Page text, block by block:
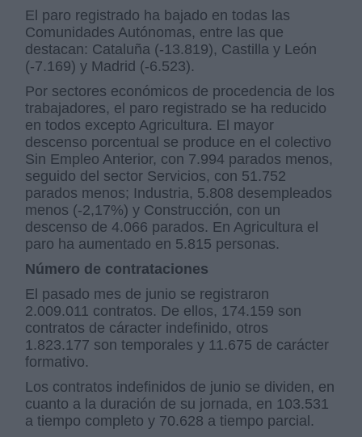
El paro registrado ha bajado en todas las
Comunidades Autónomas, entre las que
destacan: Cataluña (-13.819), Castilla y León
(-7.169) y Madrid (-6.523).
Por sectores económicos de procedencia de los
trabajadores, el paro registrado se ha reducido
en todos excepto Agricultura. El mayor
descenso porcentual se produce en el colectivo
Sin Empleo Anterior, con 7.994 parados menos,
seguido del sector Servicios, con 51.752
parados menos; Industria, 5.808 desempleados
menos (-2,17%) y Construcción, con un
descenso de 4.066 parados. En Agricultura el
paro ha aumentado en 5.815 personas.
Número de contrataciones
El pasado mes de junio se registraron
2.009.011 contratos. De ellos, 174.159 son
contratos de cáracter indefinido, otros
1.823.177 son temporales y 11.675 de carácter
formativo.
Los contratos indefinidos de junio se dividen, en
cuanto a la duración de su jornada, en 103.531
a tiempo completo y 70.628 a tiempo parcial.